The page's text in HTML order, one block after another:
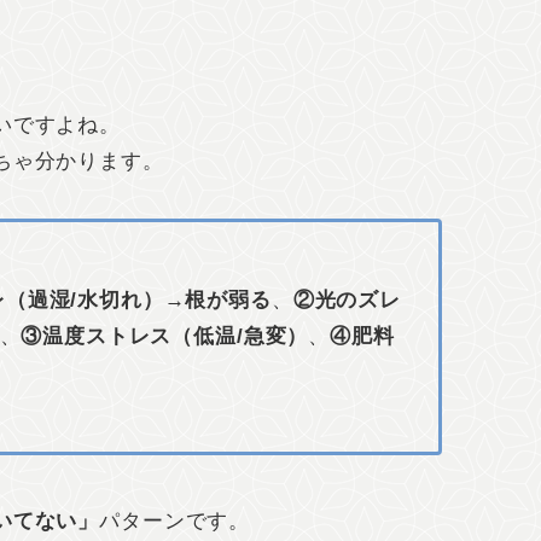
すよね。
分かります。
過湿/水切れ）→根が弱る 、 ②光のズレ
、③温度ストレス（低温/急変） 、④肥料
てない」パターンです。